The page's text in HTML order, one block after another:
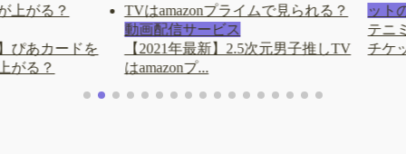
ぴあカードを
がる？
動画配信サービス
【2021年最新】2.5次元男子推しTV
はamazonプ...
ット
テニ
チケ